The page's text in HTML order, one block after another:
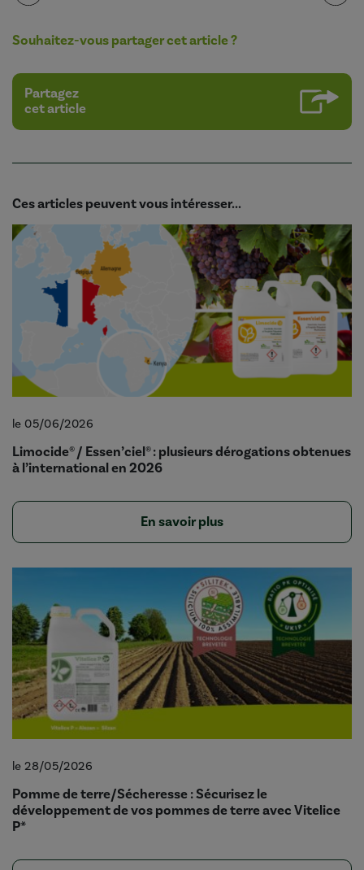
Souhaitez-vous partager cet article ?
Partagez
cet article
Ces articles peuvent vous intéresser...
le 05/06/2026
Limocide® / Essen’ciel® : plusieurs dérogations obtenues
à l’international en 2026
En savoir plus
le 28/05/2026
Pomme de terre/Sécheresse : Sécurisez le
développement de vos pommes de terre avec Vitelice
P*